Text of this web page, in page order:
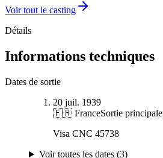
Voir tout le casting
Détails
Informations techniques
Dates de sortie
20 juil. 1939
🇫🇷 FranceSortie principale
Visa CNC 45738
Voir toutes les dates (3)